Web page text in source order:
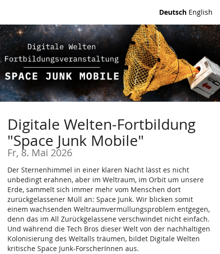
Inhalt
springen
Deutsch English
Digitale Welten-Fortbildung
"Space Junk Mobile"
Fr, 8. Mai 2026
Der Sternenhimmel in einer klaren Nacht lässt es nicht
unbedingt erahnen, aber im Weltraum, im Orbit um unsere
Erde, sammelt sich immer mehr vom Menschen dort
zurückgelassener Müll an: Space Junk. Wir blicken somit
einem wachsenden Weltraumvermüllungsproblem entgegen,
denn das im All Zurückgelassene verschwindet nicht einfach.
Und während die Tech Bros dieser Welt von der nachhaltigen
Kolonisierung des Weltalls träumen, bildet Digitale Welten
kritische Space Junk-ForscherInnen aus.